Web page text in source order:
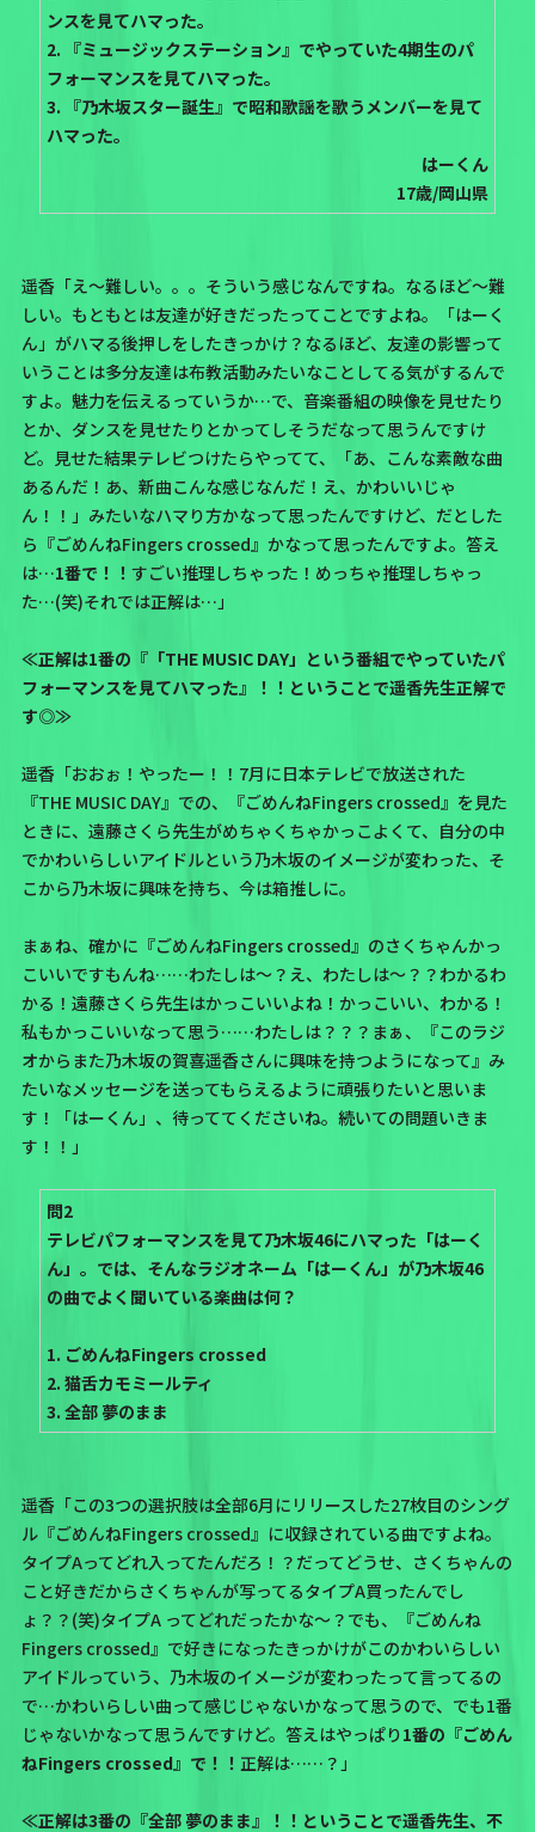
ンスを見てハマった。
2. 『ミュージックステーション』でやっていた4期生のパ
フォーマンスを見てハマった。
3. 『乃木坂スター誕生』で昭和歌謡を歌うメンバーを見て
ハマった。
はーくん
17歳/岡山県
遥香「え〜難しい。。。そういう感じなんですね。なるほど〜難
しい。もともとは友達が好きだったってことですよね。
「はーく
ん」 がハマる後押しをしたきっかけ？なるほど、友達の影響って
いうことは多分友達は布教活動みたいなことしてる気がするんで
すよ。魅力を伝えるっていうか…で、音楽番組の映像を見せたり
とか、ダンスを見せたりとかってしそうだなって思うんですけ
ど。見せた結果テレビつけたらやってて、「あ、こんな素敵な曲
あるんだ！あ、新曲こんな感じなんだ！え、かわいいじゃ
ん！！」みたいなハマり方かなって思ったんですけど、だとした
ら『ごめんねFingers crossed』かなって思ったんですよ。答え
は…1番で！！ すごい推理しちゃった！めっちゃ推理しちゃっ
た…(笑)それでは正解は…」
≪正解は1番の『「THE MUSIC DAY」という番組でやっていたパ
フォーマンスを見てハマった』！！ということで遥香先生正解で
す◎≫
遥香「おおぉ！やったー！！7月に日本テレビで放送された
『THE MUSIC DAY』での、『ごめんねFingers crossed』を見た
ときに、 遠藤さくら先生がめちゃくちゃかっこよくて、自分の中
でかわいらしいアイドルという乃木坂のイメージが変わった、そ
こから乃木坂に興味を持ち、今は箱推しに。
まぁね、確かに 『ごめんねFingers crossed』 のさくちゃんかっ
こいいですもんね……わたしは〜？え、わたしは〜？？わかるわ
かる！遠藤さくら先生はかっこいいよね！かっこいい、わかる！
私もかっこいいなって思う……わたしは？？？まぁ、『このラジ
オからまた乃木坂の賀喜遥香さんに興味を持つようになって』み
たいなメッセージを送ってもらえるように頑張りたいと思いま
す！「はーくん」、待っててくださいね。続いての問題いきま
す！！」
問2
テレビパフォーマンスを見て乃木坂46にハマった「はーく
ん」。では、そんなラジオネーム「はーくん」が乃木坂46
の曲でよく聞いている楽曲は何？
1. ごめんねFingers crossed
2. 猫舌カモミールティ
3. 全部 夢のまま
遥香「この3つの選択肢は全部6月にリリースした27枚目のシング
ル『ごめんねFingers crossed』に収録されている曲ですよね。
タイプAってどれ入ってたんだろ！？だってどうせ、さくちゃんの
こと好きだからさくちゃんが写ってるタイプA買ったんでし
ょ？？(笑)タイプA ってどれだったかな〜？でも、『ごめんね
Fingers crossed』で好きになったきっかけがこのかわいらしい
アイドルっていう、乃木坂のイメージが変わったって言ってるの
で…かわいらしい曲って感じじゃないかなって思うので、でも1番
じゃないかなって思うんですけど。答えはやっぱり1番の『ごめん
ねFingers crossed』で！！ 正解は……？」
≪正解は3番の『全部 夢のまま』！！ということで遥香先生、不